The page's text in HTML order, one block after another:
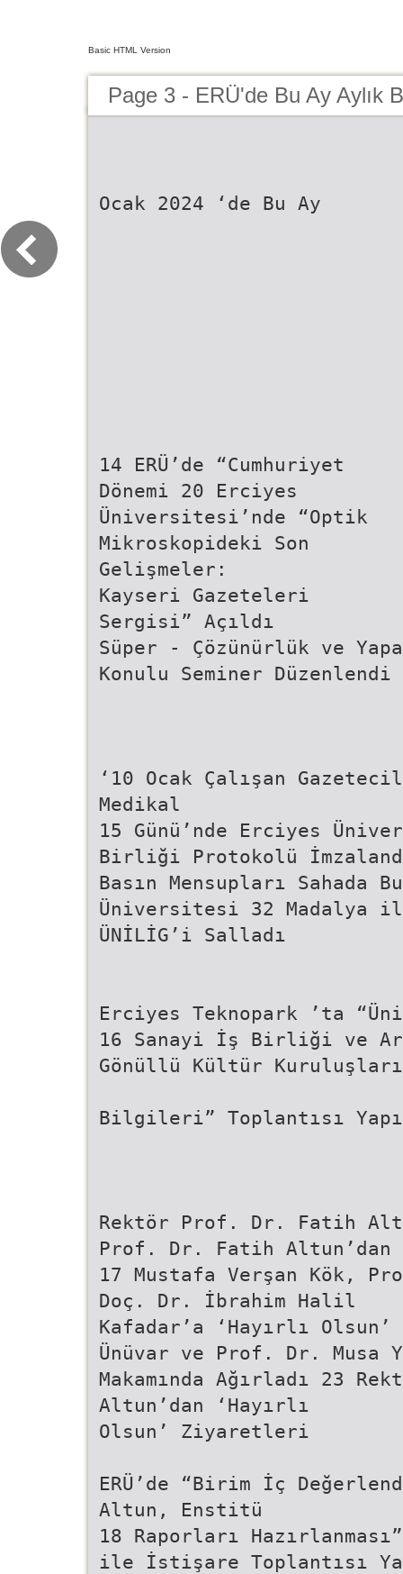
Basic HTML Version
Page 3 - ERÜ'de Bu Ay Aylık
Ocak 2024 ‘de Bu Ay
14 ERÜ’de “Cumhuriyet
Dönemi 20 Erciyes
Üniversitesi’nde “Optik
Mikroskopideki Son
Gelişmeler:
Kayseri Gazeteleri
Sergisi” Açıldı
Süper - Çözünürlük ve
Konulu Seminer Düzenlendi
‘10 Ocak Çalışan
Medikal
15 Günü’nde Erciyes
Birliği Protokolü
Basın Mensupları Sahada
Üniversitesi 32 Madalya
ÜNİLİG’i Salladı
Erciyes Teknopark ’ta
16 Sanayi İş Birliği ve
Gönüllü Kültür
Bilgileri” Toplantısı
Rektör Prof. Dr. Fatih
Prof. Dr. Fatih Altun’dan
17 Mustafa Verşan Kök,
Doç. Dr. İbrahim Halil
Kafadar’a ‘Hayırlı
Ünüvar ve Prof. Dr. Musa
Makamında Ağırladı 23
Altun’dan ‘Hayırlı
Olsun’ Ziyaretleri
ERÜ’de “Birim İç
Altun, Enstitü
18 Raporları
ile İstişare Toplantısı